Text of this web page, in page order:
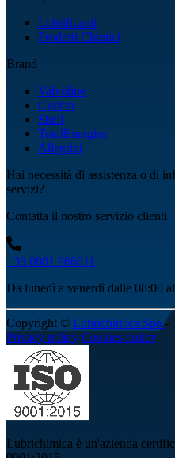
Lubrificanti
Prodotti Chimici
Brand
Valvoline
Cyclon
Shell
TotalEnergies
Allegrini
Hai necessità di assistenza o di
servizi?
Contatta il nostro servizio clienti
+39 0881 966611
Da lunedì a venerdì dalle 08:00
Copyright © Lubrichimica Spa-
Privacy policy Cookies policy
Lubrichimica è un'azienda